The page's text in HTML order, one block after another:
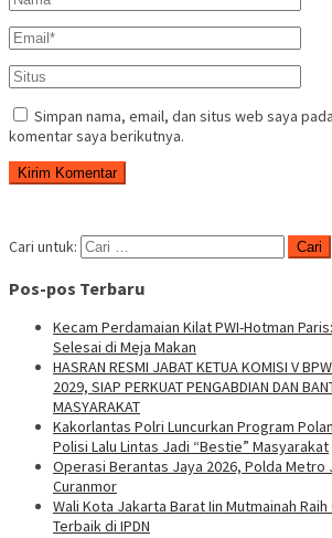
Simpan nama, email, dan situs web saya
komentar saya berikutnya.
Cari untuk:
Pos-pos Terbaru
Kecam Perdamaian Kilat PWI-Hotman
Selesai di Meja Makan
HASRAN RESMI JABAT KETUA KOMISI V
2029, SIAP PERKUAT PENGABDIAN DAN
MASYARAKAT
Kakorlantas Polri Luncurkan Program
Polisi Lalu Lintas Jadi “Bestie” Masyarakat
Operasi Berantas Jaya 2026, Polda Metro
Curanmor
Wali Kota Jakarta Barat Iin Mutmainah
Terbaik di IPDN